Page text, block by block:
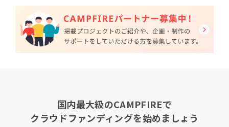
国内最大級のCAMPFIREで
クラウドファンディングを始めましょう